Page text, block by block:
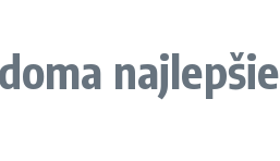
najlepšie